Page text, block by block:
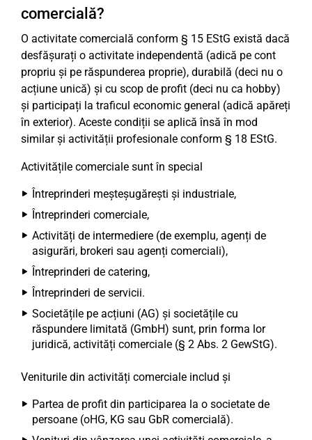
comercială?
O activitate comercială conform § 15 EStG există dacă
desfășurați o activitate independentă (adică pe cont
propriu și pe răspunderea proprie), durabilă (deci nu o
acțiune unică) și cu scop de profit (deci nu ca hobby)
și participați la traficul economic general (adică apăreți
în exterior). Aceste condiții se aplică însă în mod
similar și activității profesionale conform § 18 EStG.
Activitățile comerciale sunt în special
Întreprinderi meșteșugărești și industriale,
Întreprinderi comerciale,
Activități de intermediere (de exemplu, agenți de
asigurări, brokeri sau agenți comerciali),
Întreprinderi de catering,
Întreprinderi de servicii.
Societățile pe acțiuni (AG) și societățile cu
răspundere limitată (GmbH) sunt, prin forma lor
juridică, activități comerciale (§ 2 Abs. 2 GewStG).
Veniturile din activități comerciale includ și
Partea de profit din participarea la o societate de
persoane (oHG, KG sau GbR comercială).